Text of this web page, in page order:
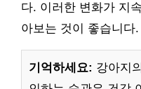
다. 이러한 변화가 지
아보는 것이 좋습니다.
기억하세요: 강아지